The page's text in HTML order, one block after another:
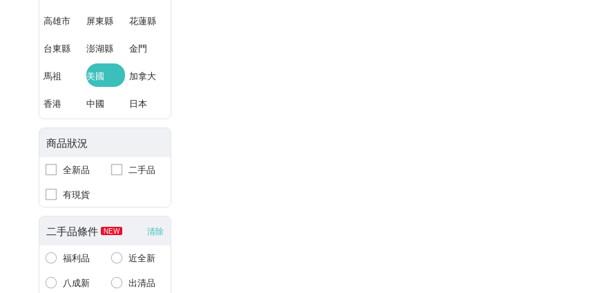
高雄市 屏東縣 花蓮縣
台東縣 澎湖縣 金門
馬祖 美國 加拿大
香港 中國 日本
商品狀況
全新品
二手品
有現貨
二手品條件 NEW 清除
福利品
近全新
八成新
出清品